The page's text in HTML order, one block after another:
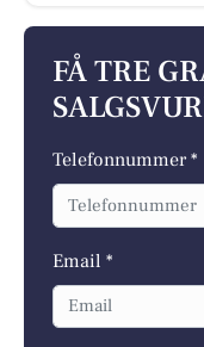
FÅ TRE
Telefonnummer *
Email *